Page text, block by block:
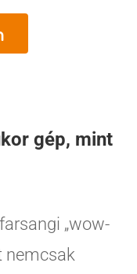
gép, mint
„wow-
nemcsak